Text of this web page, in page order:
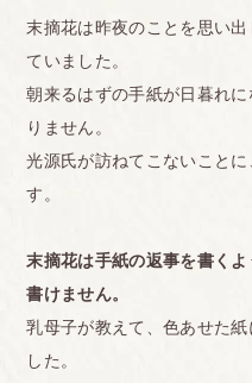
末摘花は昨夜のことを思い
ていました。
朝来るはずの手紙が日暮れ
りません。
光源氏が訪ねてこないこと
す。
末摘花は手紙の返事を書く
書けません。
乳母子が教えて、色あせた
した。